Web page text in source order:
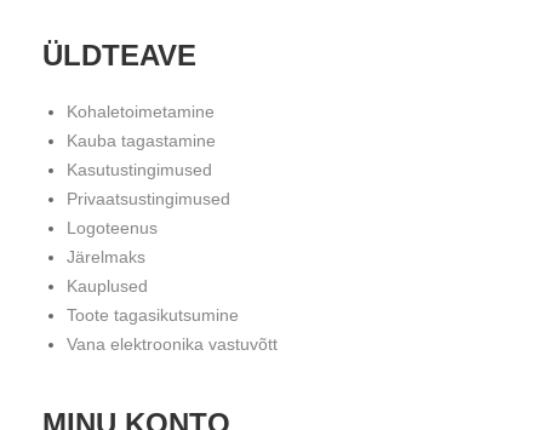
ÜLDTEAVE
Kohaletoimetamine
Kauba tagastamine
Kasutustingimused
Privaatsustingimused
Logoteenus
Järelmaks
Kauplused
Toote tagasikutsumine
Vana elektroonika vastuvõtt
MINU KONTO